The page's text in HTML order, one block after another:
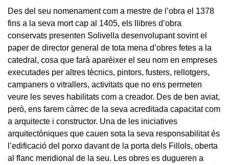
Des del seu nomenament com a mestre de l’obra el 1378
fins a la seva mort cap al 1405, els llibres d’obra
conservats presenten Solivella desenvolupant sovint el
paper de director general de tota mena d’obres fetes a la
catedral, cosa que farà aparèixer el seu nom en empreses
executades per altres tècnics, pintors, fusters, rellotgers,
campaners o vitrallers, activitats que no ens permeten
veure les seves habilitats com a creador. Des de ben aviat,
però, ens farem càrrec de la seva acreditada capacitat com
a arquitecte i constructor. Una de les iniciatives
arquitectòniques que cauen sota la seva responsabilitat és
l’edificació del porxo davant de la porta dels Fillols, oberta
al flanc meridional de la seu. Les obres es dugueren a